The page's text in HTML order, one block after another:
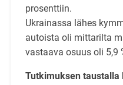
prosenttiin.
Ukrainassa lähes
autoista oli mittarilta
vastaava osuus oli 5,9
Tutkimuksen taustalla